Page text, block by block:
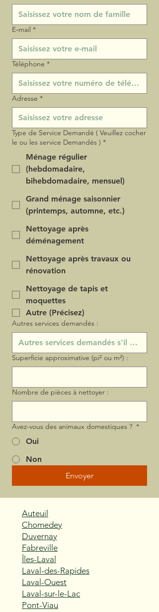
E‑mail *
Téléphone *
Adresse *
Type de Service Demandé ( Veuillez cocher
le ou les service Demandés ) *
Ménage régulier
(hebdomadaire,
bihebdomadaire, mensuel)
Grand ménage saisonnier
(printemps, automne, etc.)
Nettoyage après
déménagement
Nettoyage après travaux ou
rénovation
Nettoyage de tapis et
moquettes
Autre (Précisez)
Autres services demandés :
Superficie approximative (pi² ou m²) :
Nombre de pièces à nettoyer :
Avez-vous des animaux domestiques ? *
Oui
Non
Envoyer
Auteuil
Chomedey
Duvernay
Fabreville
Îles-Laval
Laval-des-Rapides
Laval-Ouest
Laval-sur-le-Lac
Pont-Viau